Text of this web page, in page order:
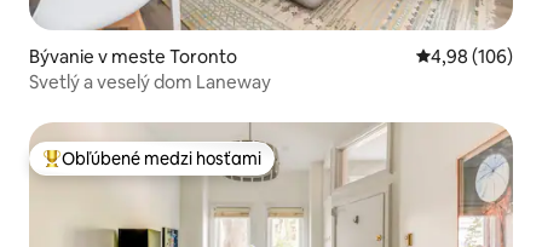
Bývanie v meste Toronto Priemerné
4,98 (106)
Svetlý a veselý dom Laneway
Najobľúbenejšie medzi hosťami
Obľúbené medzi hosťami